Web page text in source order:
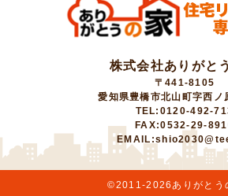
株式会社ありがと
〒441-8105
愛知県豊橋市北山町字西ノ
TEL:0120-492-
FAX:0532-29-
©2011-2026ありがとう